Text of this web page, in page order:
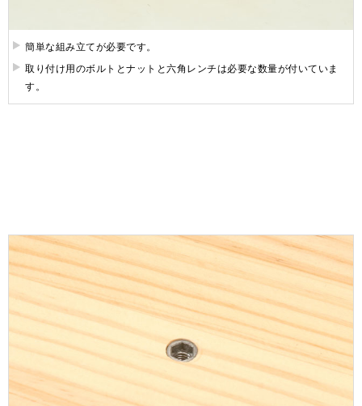
簡単な組み立てが必要です。
取り付け用のボルトとナットと六角レンチは必要な数量が付いていま
す。